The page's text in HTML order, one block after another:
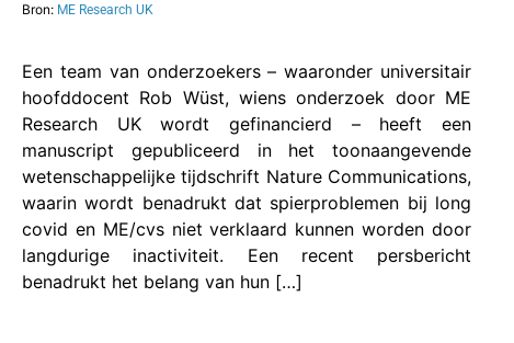
Bron: ME Research UK
Een team van onderzoekers – waaronder universitair
hoofddocent Rob Wüst, wiens onderzoek door ME
Research UK wordt gefinancierd – heeft een
manuscript gepubliceerd in het toonaangevende
wetenschappelijke tijdschrift Nature Communications,
waarin wordt benadrukt dat spierproblemen bij long
covid en ME/cvs niet verklaard kunnen worden door
langdurige inactiviteit. Een recent persbericht
benadrukt het belang van hun […]